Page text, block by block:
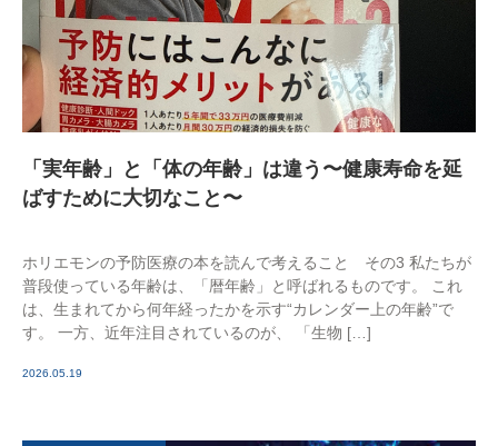
「実年齢」と「体の年齢」は違う〜健康寿命を延
ばすために大切なこと〜
ホリエモンの予防医療の本を読んで考えること その3 私たちが
普段使っている年齢は、「暦年齢」と呼ばれるものです。 これ
は、生まれてから何年経ったかを示す“カレンダー上の年齢”で
す。 一方、近年注目されているのが、 「生物 […]
2026.05.19